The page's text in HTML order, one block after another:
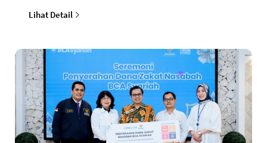
Lihat Detail